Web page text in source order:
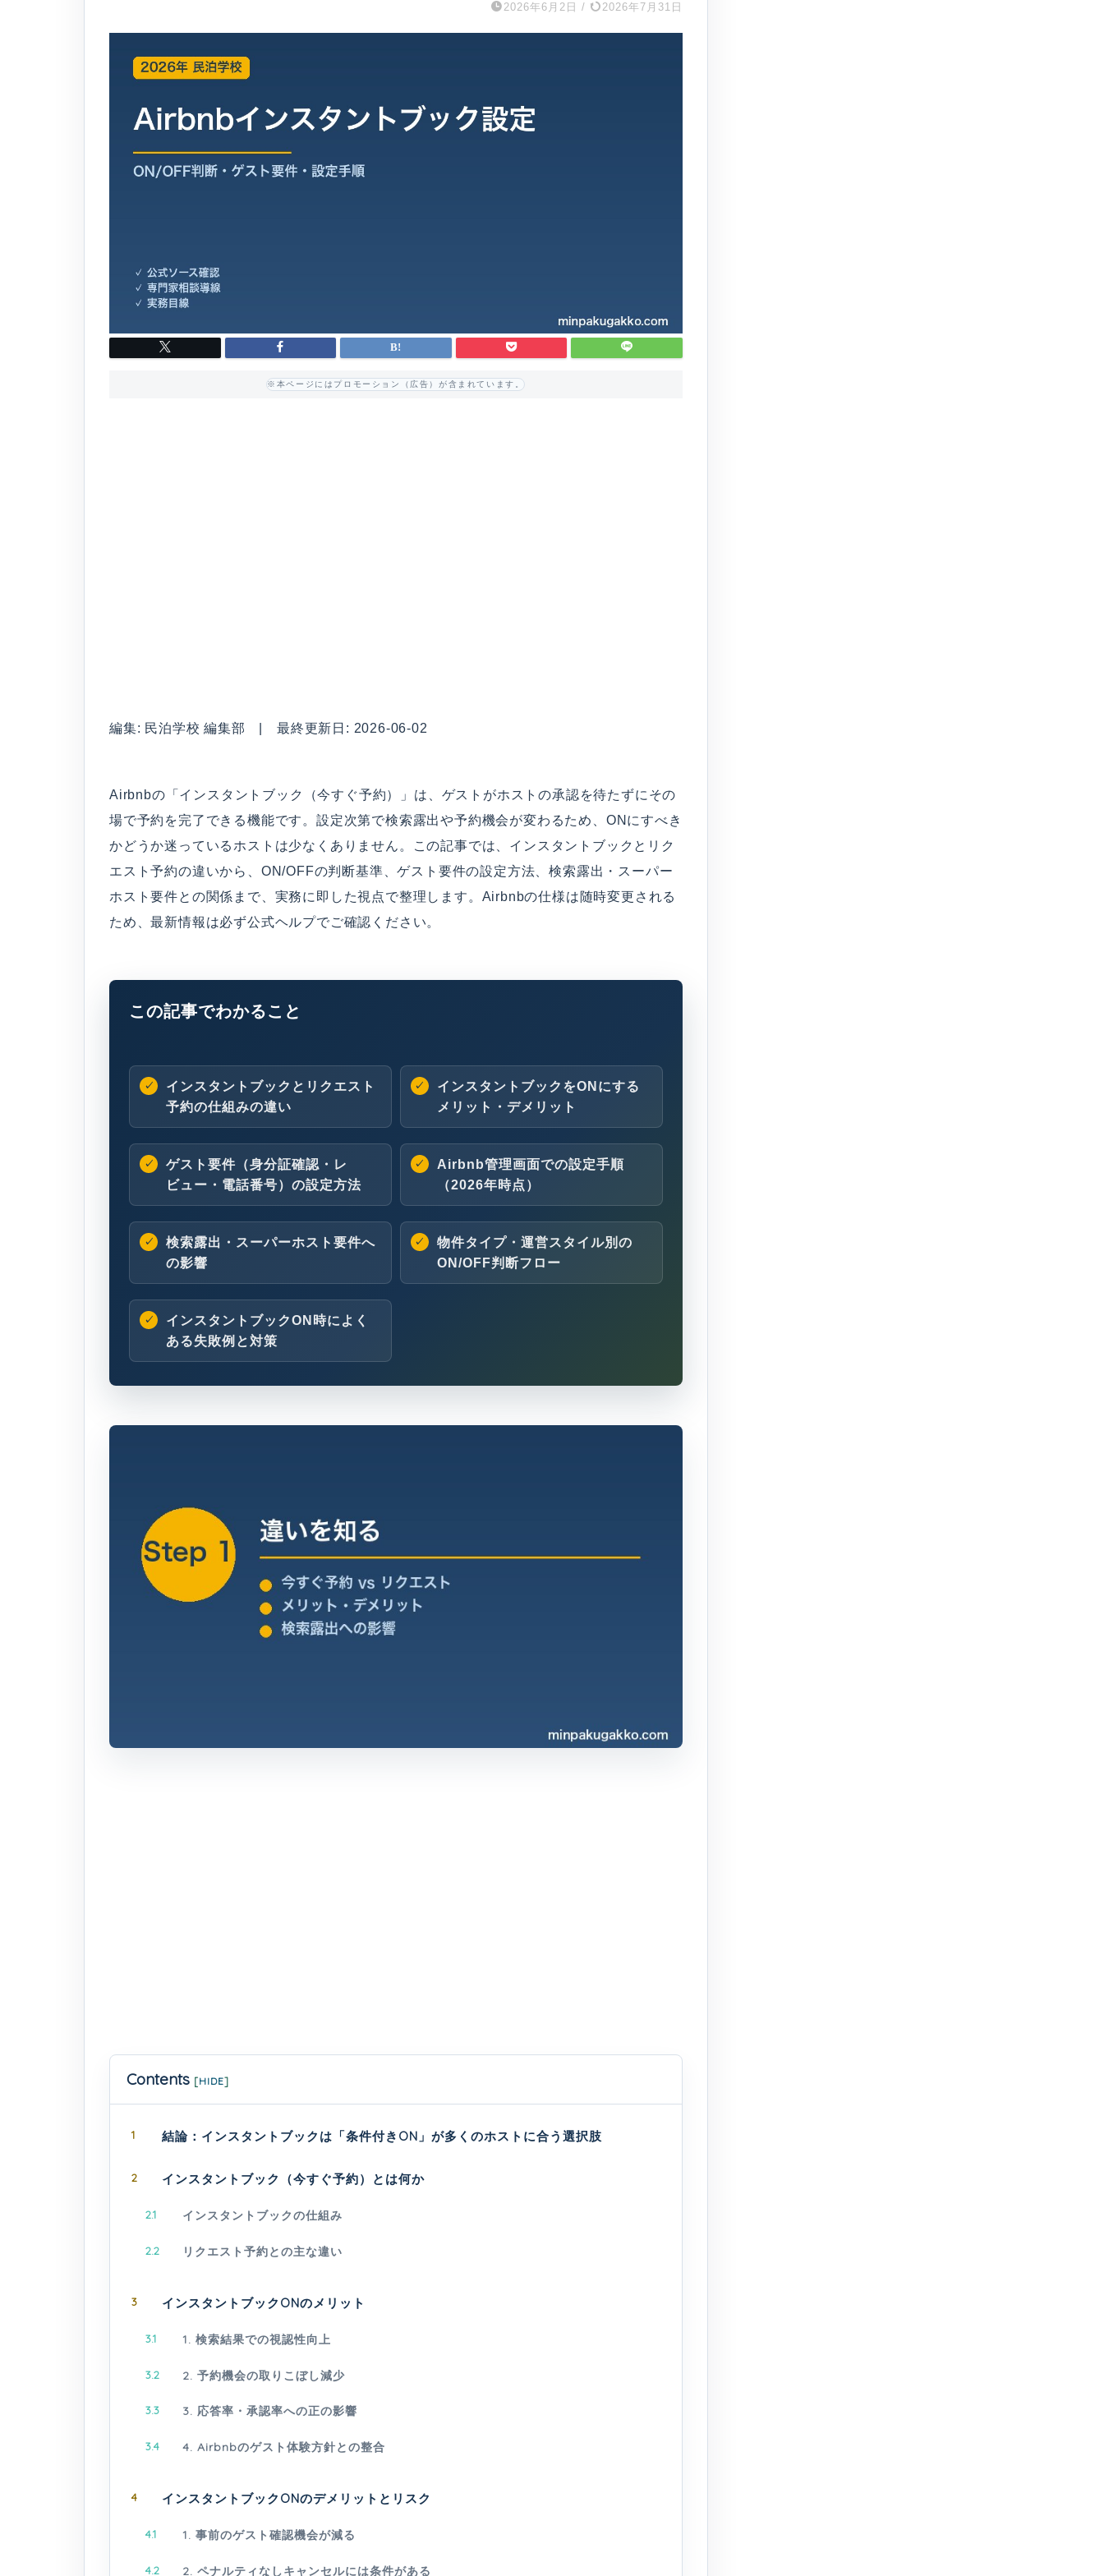
2026年6月2日 / 2026年7月31日
※本ページにはプロモーション（広告）が含まれています。
編集: 民泊学校 編集部 | 最終更新日: 2026-06-02
Airbnbの「インスタントブック（今すぐ予約）」は、ゲストがホストの承認を待たずにその
場で予約を完了できる機能です。設定次第で検索露出や予約機会が変わるため、ONにすべき
かどうか迷っているホストは少なくありません。この記事では、インスタントブックとリク
エスト予約の違いから、ON/OFFの判断基準、ゲスト要件の設定方法、検索露出・スーパー
ホスト要件との関係まで、実務に即した視点で整理します。Airbnbの仕様は随時変更される
ため、最新情報は必ず公式ヘルプでご確認ください。
この記事でわかること
インスタントブックとリクエスト
予約の仕組みの違い
インスタントブックをONにする
メリット・デメリット
ゲスト要件（身分証確認・レ
ビュー・電話番号）の設定方法
Airbnb管理画面での設定手順
（2026年時点）
検索露出・スーパーホスト要件へ
の影響
物件タイプ・運営スタイル別の
ON/OFF判断フロー
インスタントブックON時によく
ある失敗例と対策
Contents [HIDE]
1 結論：インスタントブックは「条件付きON」が多くのホストに合う選択肢
2 インスタントブック（今すぐ予約）とは何か
2.1 インスタントブックの仕組み
2.2 リクエスト予約との主な違い
3 インスタントブックONのメリット
3.1 1. 検索結果での視認性向上
3.2 2. 予約機会の取りこぼし減少
3.3 3. 応答率・承認率への正の影響
3.4 4. Airbnbのゲスト体験方針との整合
4 インスタントブックONのデメリットとリスク
4.1 1. 事前のゲスト確認機会が減る
4.2 2. ペナルティなしキャンセルには条件がある